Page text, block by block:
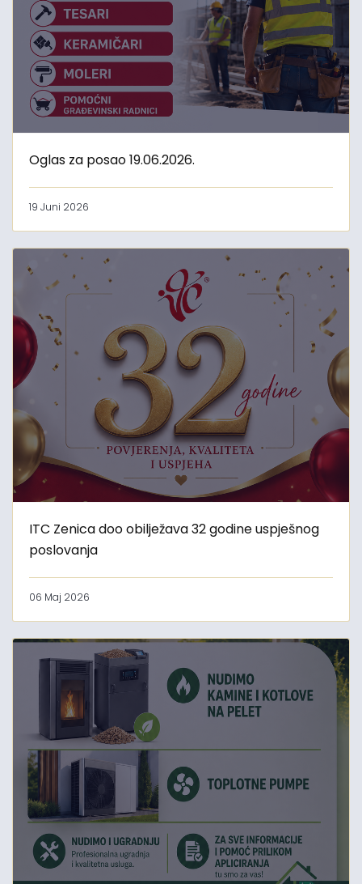
Oglas za posao 19.06.2026.
19 Juni 2026
ITC Zenica doo obilježava 32 godine uspješnog
poslovanja
06 Maj 2026